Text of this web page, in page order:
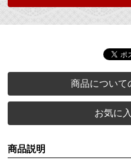
商品について
お気に
商品説明